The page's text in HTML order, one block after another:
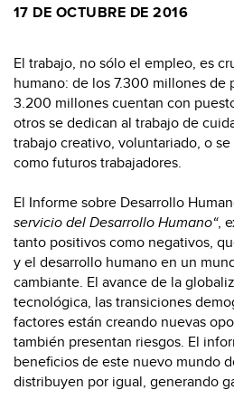
17 DE OCTUBRE DE 2016
El trabajo, no sólo el empleo, es
humano: de los 7.300 millones de
3.200 millones cuentan con
otros se dedican al trabajo de
trabajo creativo, voluntariado, o
como futuros trabajadores.
El Informe sobre Desarrollo
servicio del Desarrollo Humano“,
tanto positivos como negativos,
y el desarrollo humano en un
cambiante. El avance de la
tecnológica, las transiciones
factores están creando nuevas
también presentan riesgos. El
beneficios de este nuevo mundo
distribuyen por igual, generando